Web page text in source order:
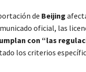
de Beijing
oficial, las
con “las
los criterios